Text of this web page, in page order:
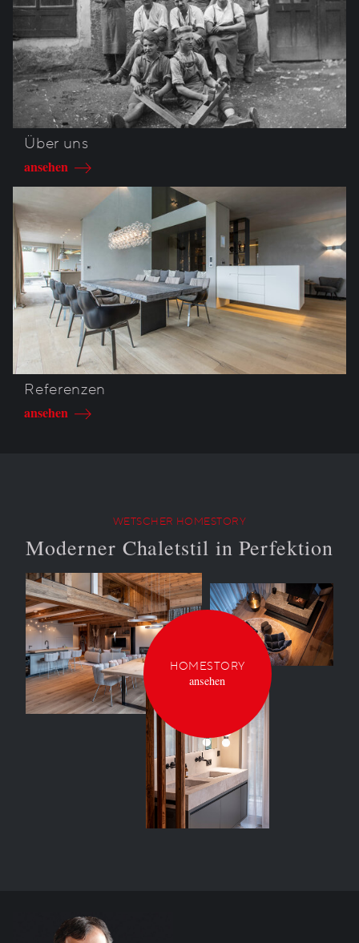
Über uns
ansehen
Referenzen
ansehen
WETSCHER HOMESTORY
Moderner Chaletstil in Perfektion
HOMESTORY
ansehen